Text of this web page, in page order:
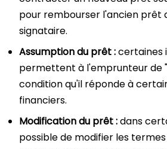
pour rembourser l'ancien prêt
signataire.
Assumption du prêt :certaines
permettent à l'emprunteur de
condition qu'il réponde à
financiers.
Modification du prêt :dans
possible de modifier les